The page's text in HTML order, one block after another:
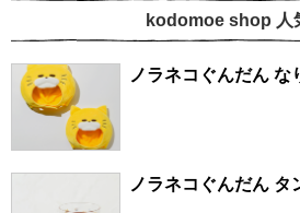
kodomoe shop 人
ノラネコぐんだん な